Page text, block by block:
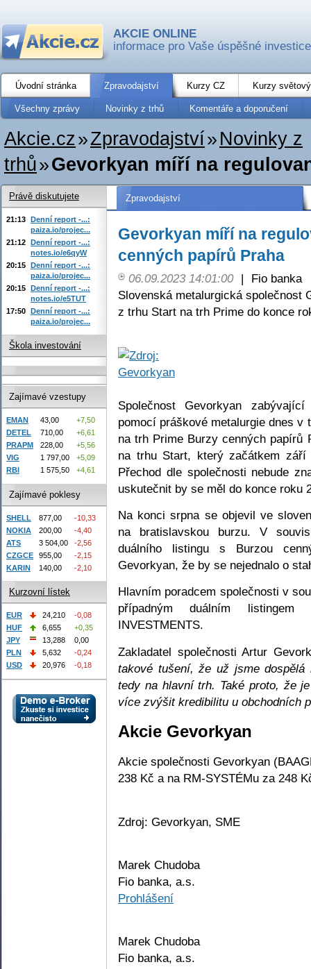
AKCIE ONLINE
informace pro Vaše úspěšné investice
Úvodní stránka Zpravodajství Kurzy CZ Kurzy
Všechny zprávy Novinky z trhů Komentáře a doporučení
Akcie.cz»Zpravodajství» Novinky z
trhů»Gevorkyan míří na
Zpravodajství
Gevorkyan míří na
cenných papírů Praha
06.09.2023 14:01:00 |
Fio banka
Slovenská metalurgická společnost
z trhu Start na trh Prime do konce
Společnost Gevorkyan
pomocí práškové metalurgie dnes
na trh Prime Burzy cenných papírů
na trhu Start, který začátkem
Přechod dle společnosti nebude
uskutečnit by se měl do konce roku
Na konci srpna se objevil ve
na bratislavskou burzu. V
duálního listingu s Burzou
Gevorkyan, že by se nejednalo o
Hlavním poradcem společnosti v
případným duálním
INVESTMENTS.
Zakladatel společnosti Artur
takové tušení, že už jsme
tedy na hlavní trh. Také proto, že
více zvýšit kredibilitu u obchodních
Akcie Gevorkyan
Akcie společnosti Gevorkyan
238 Kč a na RM-SYSTÉMu za 248
Zdroj: Gevorkyan, SME
Marek Chudoba
Fio banka, a.s.
Prohlášení
Marek Chudoba
Fio banka, a.s.
Právě diskutujete
21:13 Denní report -...:
paiza.io/projec...
21:12 Denní report -...:
notes.io/e6qyW
20:15 Denní report -...:
paiza.io/projec...
20:15 Denní report -...:
notes.io/e5TUT
17:50 Denní report -...:
paiza.io/projec...
Škola investování
Zajímavé vzestupy
EMAN 43,00
+7,50
DETEL
710,00
+6,61
PRAPM
228,00
+5,56
VIG
1 797,00
+5,09
RBI
1 575,50 +4,61
Zajímavé poklesy
SHELL 877,00
-10,33
NOKIA
200,00
-4,40
ATS
3 504,00
-2,56
CZGCE
955,00
-2,15
KARIN
140,00 -2,10
Kurzovní lístek
EUR 24,210
-0,08
HUF
6,655
+0,35
JPY
13,288
0,00
PLN
5,632
-0,24
USD
20,976 -0,18